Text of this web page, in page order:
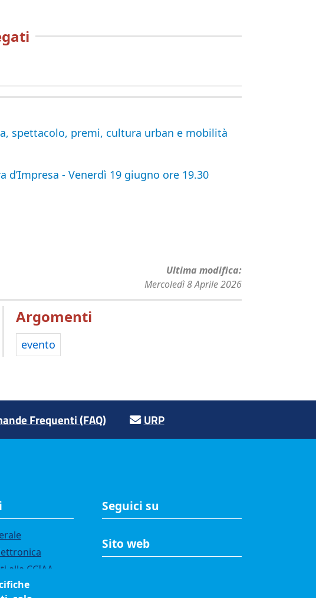
spettacolo, premi, cultura urban e mobilità
- Venerdì 19 giugno ore 19.30
Ultima modifica
Mercoledì 8 Aprile 2026
Argomenti
evento
Frequenti (FAQ) URP
alla CCIAA
Seguici su
Sito web